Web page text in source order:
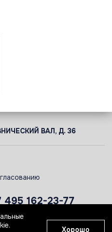
ВАЛ, Д. 36
495 162-23-77
Хорошо